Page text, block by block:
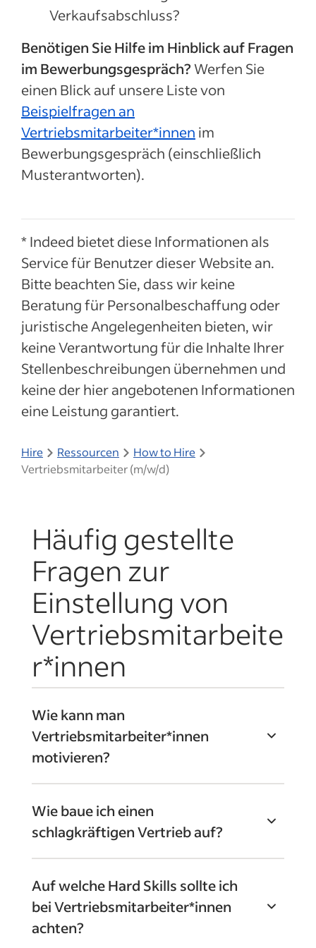
Verkaufsabschluss?
Benötigen Sie Hilfe im Hinblick auf Fragen
im Bewerbungsgespräch?Werfen Sie
einen Blick auf unsere Liste von
Beispielfragen an
Vertriebsmitarbeiter*innen im
Bewerbungsgespräch (einschließlich
Musterantworten).
* Indeed bietet diese Informationen als
Service für Benutzer dieser Website an.
Bitte beachten Sie, dass wir keine
Beratung für Personalbeschaffung oder
juristische Angelegenheiten bieten, wir
keine Verantwortung für die Inhalte Ihrer
Stellenbeschreibungen übernehmen und
keine der hier angebotenen Informationen
eine Leistung garantiert.
Hire Ressourcen
How to Hire
Vertriebsmitarbeiter (m/w/d)
Häufig gestellte
Fragen zur
Einstellung von
Vertriebsmitarbeite
r*innen
Wie kann man
Vertriebsmitarbeiter*innen
motivieren?
und Art der Verkaufstätigkeit können
Sie Vertriebsmitarbeiter*innen auf
unterschiedliche Weise motivieren,
beispielsweise durch:
strukturierte Karriereentwicklung
und Weiterbildung
Wie baue ich einen
schlagkräftigen Vertrieb auf?
Marktumfeld und setzen Sie
Vertriebsziele nach dem SMART-
Modell. Definieren Sie alle
Auf welche Hard Skills sollte ich
bei Vertriebsmitarbeiter*innen
achten?